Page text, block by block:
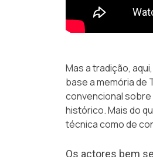
Mas a tradição,
base a memória de
convencional sobre
histórico. Mais do
técnica como de
Os actores bem